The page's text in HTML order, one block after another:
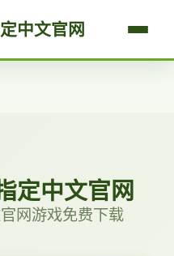
中文官网
定中文官网
网游戏免费下载